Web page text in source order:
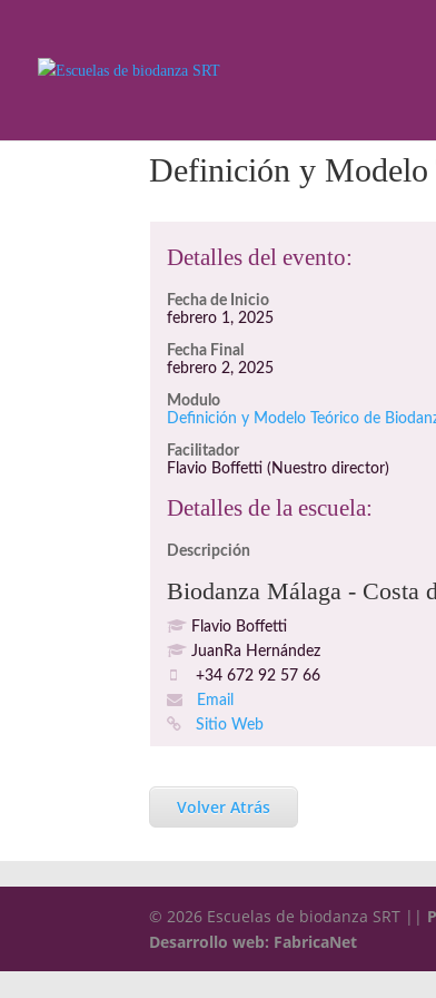
Definición y Modelo
Detalles del evento:
Fecha de Inicio
febrero 1, 2025
Fecha Final
febrero 2, 2025
Modulo
Definición y Modelo Teórico de
Facilitador
Flavio Boffetti (Nuestro director)
Detalles de la escuela:
Descripción
Biodanza Málaga - Costa
Flavio Boffetti
JuanRa Hernández
+34 672 92 57 66
Email
Sitio Web
Volver Atrás
© 2026 Escuelas de biodanza SRT ||
Desarrollo web: FabricaNet